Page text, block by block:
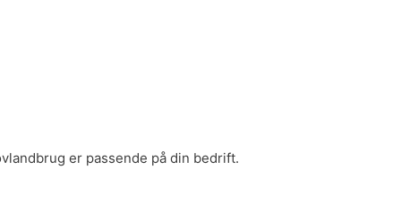
er passende på din bedrift.